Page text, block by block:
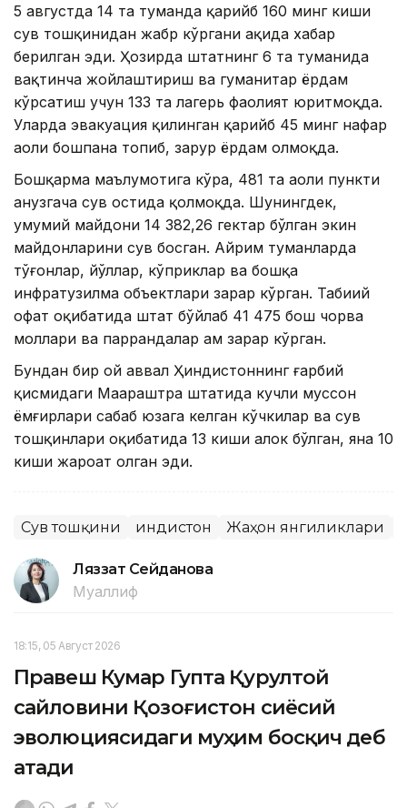
5 августда 14 та туманда қарийб 160 минг киши
сув тошқинидан жабр кўргани ҳақида хабар
берилган эди. Ҳозирда штатнинг 6 та туманида
вақтинча жойлаштириш ва гуманитар ёрдам
кўрсатиш учун 133 та лагерь фаолият юритмоқда.
Уларда эвакуация қилинган қарийб 45 минг нафар
аҳоли бошпана топиб, зарур ёрдам олмоқда.
Бошқарма маълумотига кўра, 481 та аҳоли пункти
ҳанузгача сув остида қолмоқда. Шунингдек,
умумий майдони 14 382,26 гектар бўлган экин
майдонларини сув босган. Айрим туманларда
тўғонлар, йўллар, кўприклар ва бошқа
инфратузилма объектлари зарар кўрган. Табиий
офат оқибатида штат бўйлаб 41 475 бош чорва
моллари ва паррандалар ҳам зарар кўрган.
Бундан бир ой аввал Ҳиндистоннинг ғарбий
қисмидаги Маҳараштра штатида кучли муссон
ёмғирлари сабаб юзага келган кўчкилар ва сув
тошқинлари оқибатида 13 киши ҳалок бўлган, яна 10
киши жароҳат олган эди.
Сув тошқини Ҳиндистон Жаҳон янгиликлари
Ляззат Сейданова
Муаллиф
18:15, 05 Август 2026
Правеш Кумар Гупта Қурултой
сайловини Қозоғистон сиёсий
эволюциясидаги муҳим босқич деб
атади